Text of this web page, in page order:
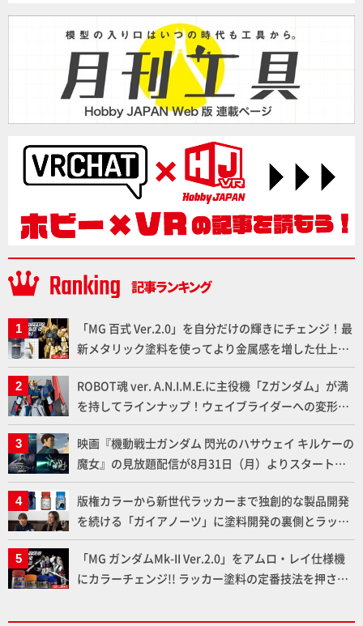
「MG 百式 Ver.2.0」を自分だけの輝きにチェンジ！最
新メタリック塗料を使ってより金属感を増した仕上が
りに!!【試し読み】
ROBOT魂 ver. A.N.I.M.E.に主役機「Zガンダム」が満
を持してラインナップ！ウェイブライダーへの変形、
劇中どおりのプロポーションを再現【機動戦士Zガン
ダム】
映画『機動戦士ガンダム 閃光のハサウェイ キルケーの
魔女』の見放題配信が8月31日（月）よりスタート！
Prime Videoで国内独占配信
版権カラーから新世代ラッカーまで独創的な製品開発
を続ける「ガイアノーツ」に塗料開発の裏側とラッカ
ー塗料の未来についてインタビュー！
「MG ガンダムMk-II Ver.2.0」をアムロ・レイ仕様機
にカラーチェンジ!! ラッカー塗料の定番技法を押さえ